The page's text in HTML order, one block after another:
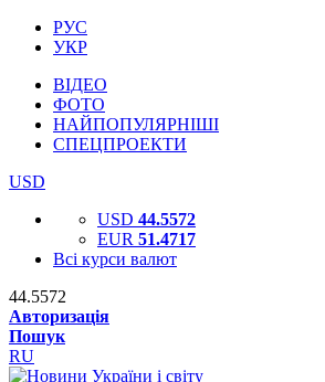
РУС
УКР
ВІДЕО
ФОТО
НАЙПОПУЛЯРНІШІ
СПЕЦПРОЕКТИ
USD
USD 44.5572
EUR 51.4717
Всі курси валют
44.5572
Авторизація
Пошук
RU